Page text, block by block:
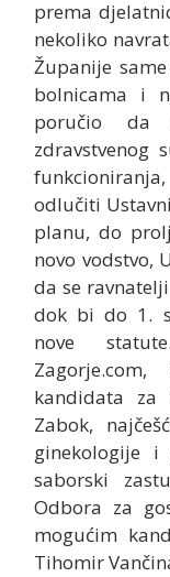
prema
nekoliko
Županije
bolnicama i
poručio da
zdravstvenog
odlučiti
planu, do
novo vodstvo,
da se
dok bi do 1.
nove
kandidata za
Zabok,
ginekologije i
saborski
Odbora za
mogućim
Tihomir